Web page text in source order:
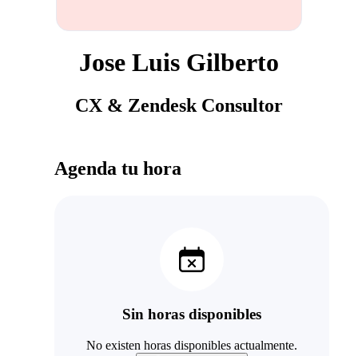
Jose Luis Gilberto
CX & Zendesk Consultor
Agenda tu hora
Sin horas disponibles
No existen horas disponibles actualmente.